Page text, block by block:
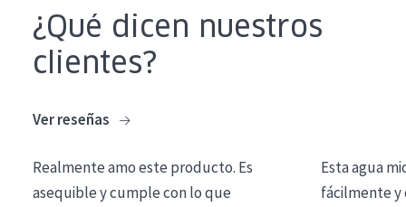
Piel sensible
Piel normal y seca
Piel mixata o grasa
Piel madura
Piel menopáusica
¿Qué dicen nuestros
clientes?
Ver reseñas
Realmente amo este producto. Es
asequible y cumple con lo que
Esta agua
fácilmente y